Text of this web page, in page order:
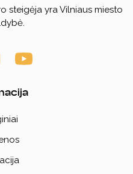
steigėja yra Vilniaus miesto